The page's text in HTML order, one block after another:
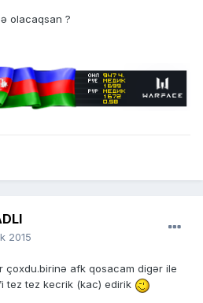
olacaqsan ?
2015
çoxdu.birinə afk qosacam digər ile
tez tez kecrik (kac) edirik